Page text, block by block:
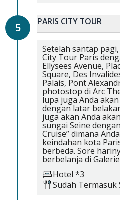
5 PARIS CITY TOUR
Setelah santap
City Tour Paris
Ellysees Avenue,
Square, Des
Palais, Pont
photostop di Arc
lupa juga Anda
dengan latar
juga akan Anda
sungai Seine
Cruise” dimana
keindahan kota
berbeda. Sore
berbelanja di
Hotel *3
Sudah Termasuk